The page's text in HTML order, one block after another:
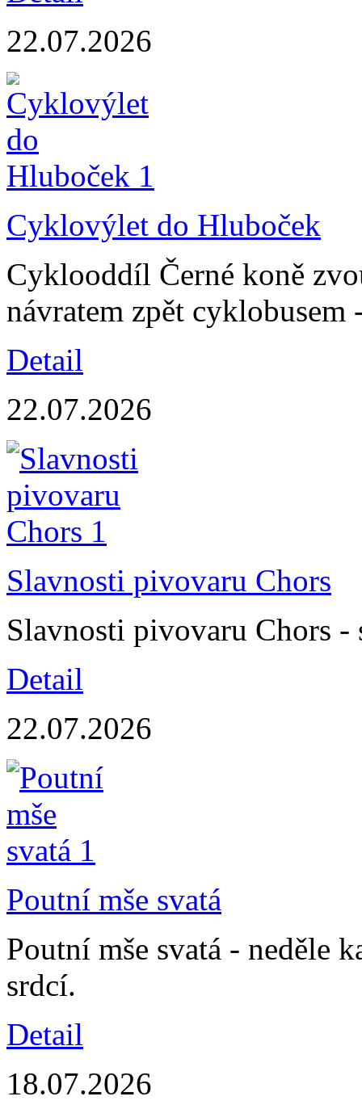
22.07.2026
Cyklovýlet do Hluboček
Cyklooddíl Černé koně
návratem zpět cyklobusem
Detail
22.07.2026
Slavnosti pivovaru Chors
Slavnosti pivovaru Chors -
Detail
22.07.2026
Poutní mše svatá
Poutní mše svatá - neděle
srdcí.
Detail
18.07.2026